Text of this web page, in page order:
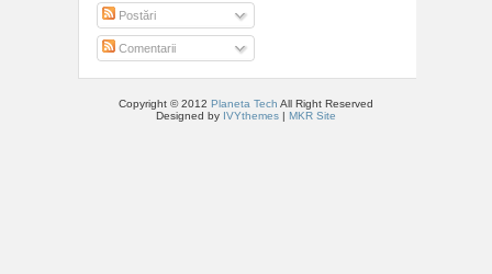
Postări
Comentarii
Copyright © 2012 Planeta Tech All Right Reserved
Designed by IVYthemes | MKR Site